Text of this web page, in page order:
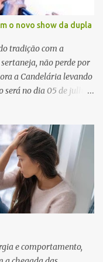
o novo show da dupla
tradição com a
não perde por
a Candelária levando
será no dia 05 de julho
ainda nem foi lançado
a gente, show após
desde os
poder seguir juntos
Aparência’, é
de rodar várias regiões
Cézar estão lançando
contendo 14 faixas
Trevisan (Catatau) e
e comportamento,